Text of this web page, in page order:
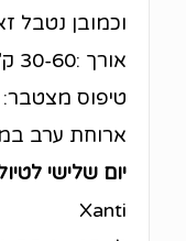
וכמובן נטבל
אורך :30-60 ק"מ
טיפוס מצטבר: 400-500 מטר
ארוחת ערב
יום שלישי
Xanti